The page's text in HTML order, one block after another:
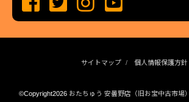
サイトマップ 個人情報保護方針
©Copyright2026 おたちゅう 安曇野店（旧お宝中古市場）